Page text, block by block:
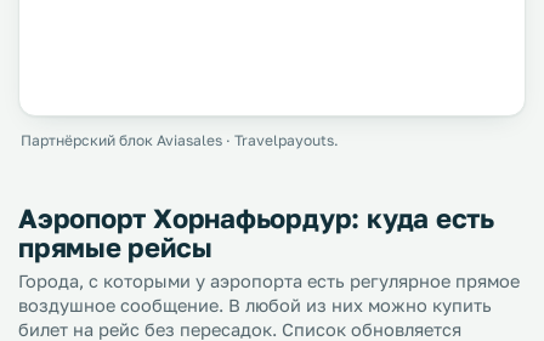
Партнёрский блок Aviasales · Travelpayouts.
Аэропорт Хорнафьордур: куда есть
прямые рейсы
Города, с которыми у аэропорта есть регулярное прямое
воздушное сообщение. В любой из них можно купить
билет на рейс без пересадок. Список обновляется